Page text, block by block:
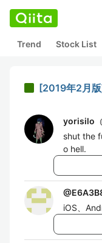
Trend Stock List
[2019年2月
yorisilo
shut the
o hell.
@
iOS、